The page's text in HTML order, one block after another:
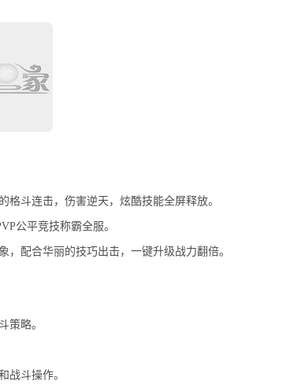
斗连击，伤害逆天，炫酷技能全屏释放。
公平竞技称霸全服。
配合华丽的技巧出击，一键升级战力翻倍。
策略。
斗操作。